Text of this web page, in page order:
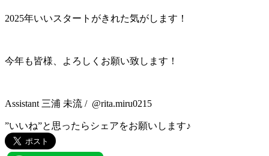
2025年いいスタートがきれた気がします！
今年も皆様、よろしくお願い致します！
Assistant 三浦 未流 / @rita.miru0215
”いいね”と思ったらシェアをお願いします♪